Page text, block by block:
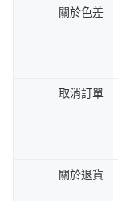
關於色差
取消訂單
關於退貨